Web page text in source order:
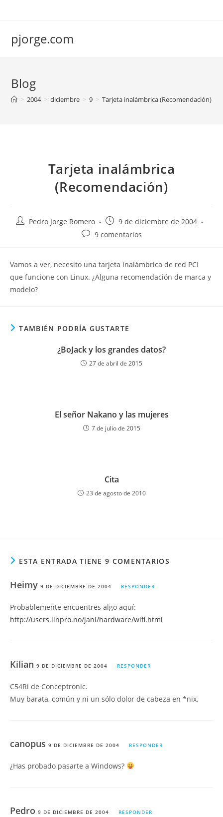
pjorge.com
Blog
> 2004 > diciembre > 9 > Tarjeta inalámbrica (Recomendación)
Tarjeta inalámbrica
(Recomendación)
AutorPedro Jorge Romero
Publicación
de
9 de diciembre de 2004
Comentarios
entrada:
9 comentarios
Vamos a ver, necesito una tarjeta inalámbrica de red PCI
que funcione con Linux. ¿Alguna recomendación de marca y
modelo?
TAMBIÉN PODRÍA GUSTARTE
¿BoJack y los grandes datos?
27 de abril de 2015
El señor Nakano y las mujeres
7 de julio de 2015
Cita
23 de agosto de 2010
ESTA ENTRADA TIENE 9 COMENTARIOS
Heimy 9 DE DICIEMBRE DE 2004 RESPONDER
Probablemente encuentres algo aquí:
http://users.linpro.no/janl/hardware/wifi.html
Kilian 9 DE DICIEMBRE DE 2004 RESPONDER
C54Ri de Conceptronic.
Muy barata, común y ni un sólo dolor de cabeza en *nix.
canopus 9 DE DICIEMBRE DE 2004 RESPONDER
¿Has probado pasarte a Windows?
Pedro 9 DE DICIEMBRE DE 2004 RESPONDER